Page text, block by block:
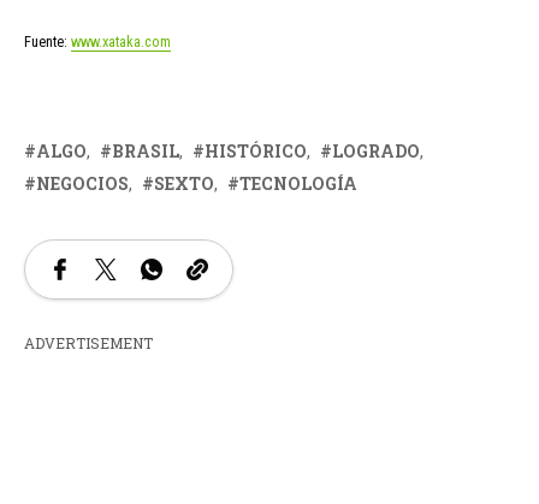
Fuente: www.xataka.com
ALGO BRASIL HISTÓRICO
LOGRADO
NEGOCIOS
SEXTO TECNOLOGÍA
ADVERTISEMENT